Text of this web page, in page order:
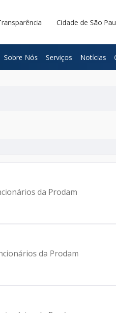
Cidade de São
Sobre Nós Serviços Notícias
da Prodam
da Prodam